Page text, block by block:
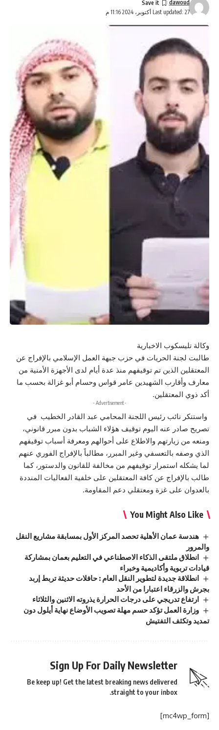
Last updated: 27 أكتوبر، 2024 11:16 م
dawoud
وكالة تليسكوب الاخبارية
طالبت لجنة الحريات في حزب جبهة العمل الإسلامي بالإفراج عن
المعتقلين الذين تم توقيفهم منذ عدة أيام لدى الأجهزة الأمنية من
معارف وأقارب الشهيدين عامر قواس وحسام أبو غزالة بحسب ما
أكد ذوي المعتقلين.
- Advertisement -
واستنكر نائب رئيس اللجنة المحامي عبد القادر الخطيب في
تصريح صادر عنه اليوم توقيف هؤلاء الشباب بدون مبرر قانوني،
ومنعه من زيارتهم والاطلاع على أحوالهم ومعرفة أسباب توقيفهم
الذي وصفه بالتعسفي وغير المبرر، مطالباً بالإفراج الفوري عنهم
لما يشكله استمرار توقيفهم من مخالفة للقانون والدستور، كما
طالب بالإفراج عن كافة المعتقلين على خلفية الفعاليات المنددة
بالعدوان على غزة ومعتقلي دعم المقاومة.
You Might Also Like
هندسة عمان الأهلية تحصد المركز الأول بمسابقة مشاريع النقل
والمرور
انطلاق ملتقى الذكاء الاصطناعي في التعليم بعمان بمشاركة
قيادات تربوية وأكاديمية وخبراء
انطلاقة جديدة لتطوير النقل العام : حافلات حديثة تربط إربد
بجرش والزرقاء اعتبارا من الأحد
ارتفاع تدريجي على درجات الحرارة يذروته الاثنين والثلاثاء
وزارة العمل تؤكد حسم مهلة تصويب الأوضاع نهاية أيلول دون
تمديد وتكثف التفتيش
Sign Up For Daily Newsletter
Be keep up! Get the latest breaking news delivered
straight to your inbox.
[mc4wp_form]